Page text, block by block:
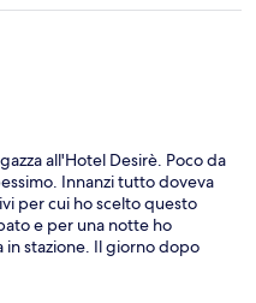
all'Hotel Desirè. Poco da
Innanzi tutto doveva
per cui ho scelto questo
e per una notte ho
stazione. Il giorno dopo
ma abbiamo dovuto
per cui do un voto pessimo